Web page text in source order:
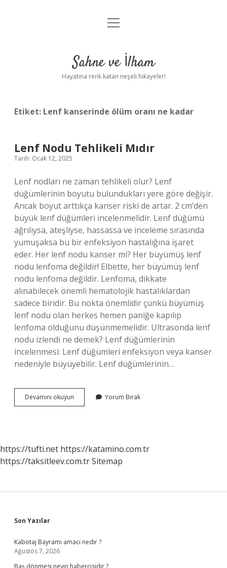
Anasayfa
Yasal Uyarı
menüyü
Sahne ve İlham
Hayatına renk katan neşeli hikayeler!
Etiket: Lenf kanserinde ölüm oranı ne kadar
Lenf Nodu Tehlikeli Mıdır
Tarih: Ocak 12, 2025
Lenf nodları ne zaman tehlikeli olur? Lenf
düğümlerinin boyutu bulundukları yere göre değişir.
Ancak boyut arttıkça kanser riski de artar. 2 cm’den
büyük lenf düğümleri incelenmelidir. Lenf düğümü
ağrılıysa, ateşliyse, hassassa ve inceleme sırasında
yumuşaksa bu bir enfeksiyon hastalığına işaret
eder. Her lenf nodu kanser mi? Her büyümüş lenf
nodu lenfoma değildir! Elbette, her büyümüş lenf
nodu lenfoma değildir. Lenfoma, dikkate
alınabilecek önemli hematolojik hastalıklardan
sadece biridir. Bu nokta önemlidir çünkü büyümüş
lenf nodu olan herkes hemen paniğe kapılıp
lenfoma olduğunu düşünmemelidir. Ultrasonda lenf
nodu izlendi ne demek? Lenf düğümlerinin
incelenmesi: Lenf düğümleri enfeksiyon veya kanser
nedeniyle büyüyebilir. Lenf düğümlerinin…
Devamını okuyun
Nodu
Yorum Bırak
https://tufti.net https://katamino.com.tr
https://taksitleev.com.trSitemap
Sidebar
Son Yazılar
Kabotaj Bayramı amacı nedir ?
Ağustos 7, 2026
Baş dönmesi neyin habercisidir ?